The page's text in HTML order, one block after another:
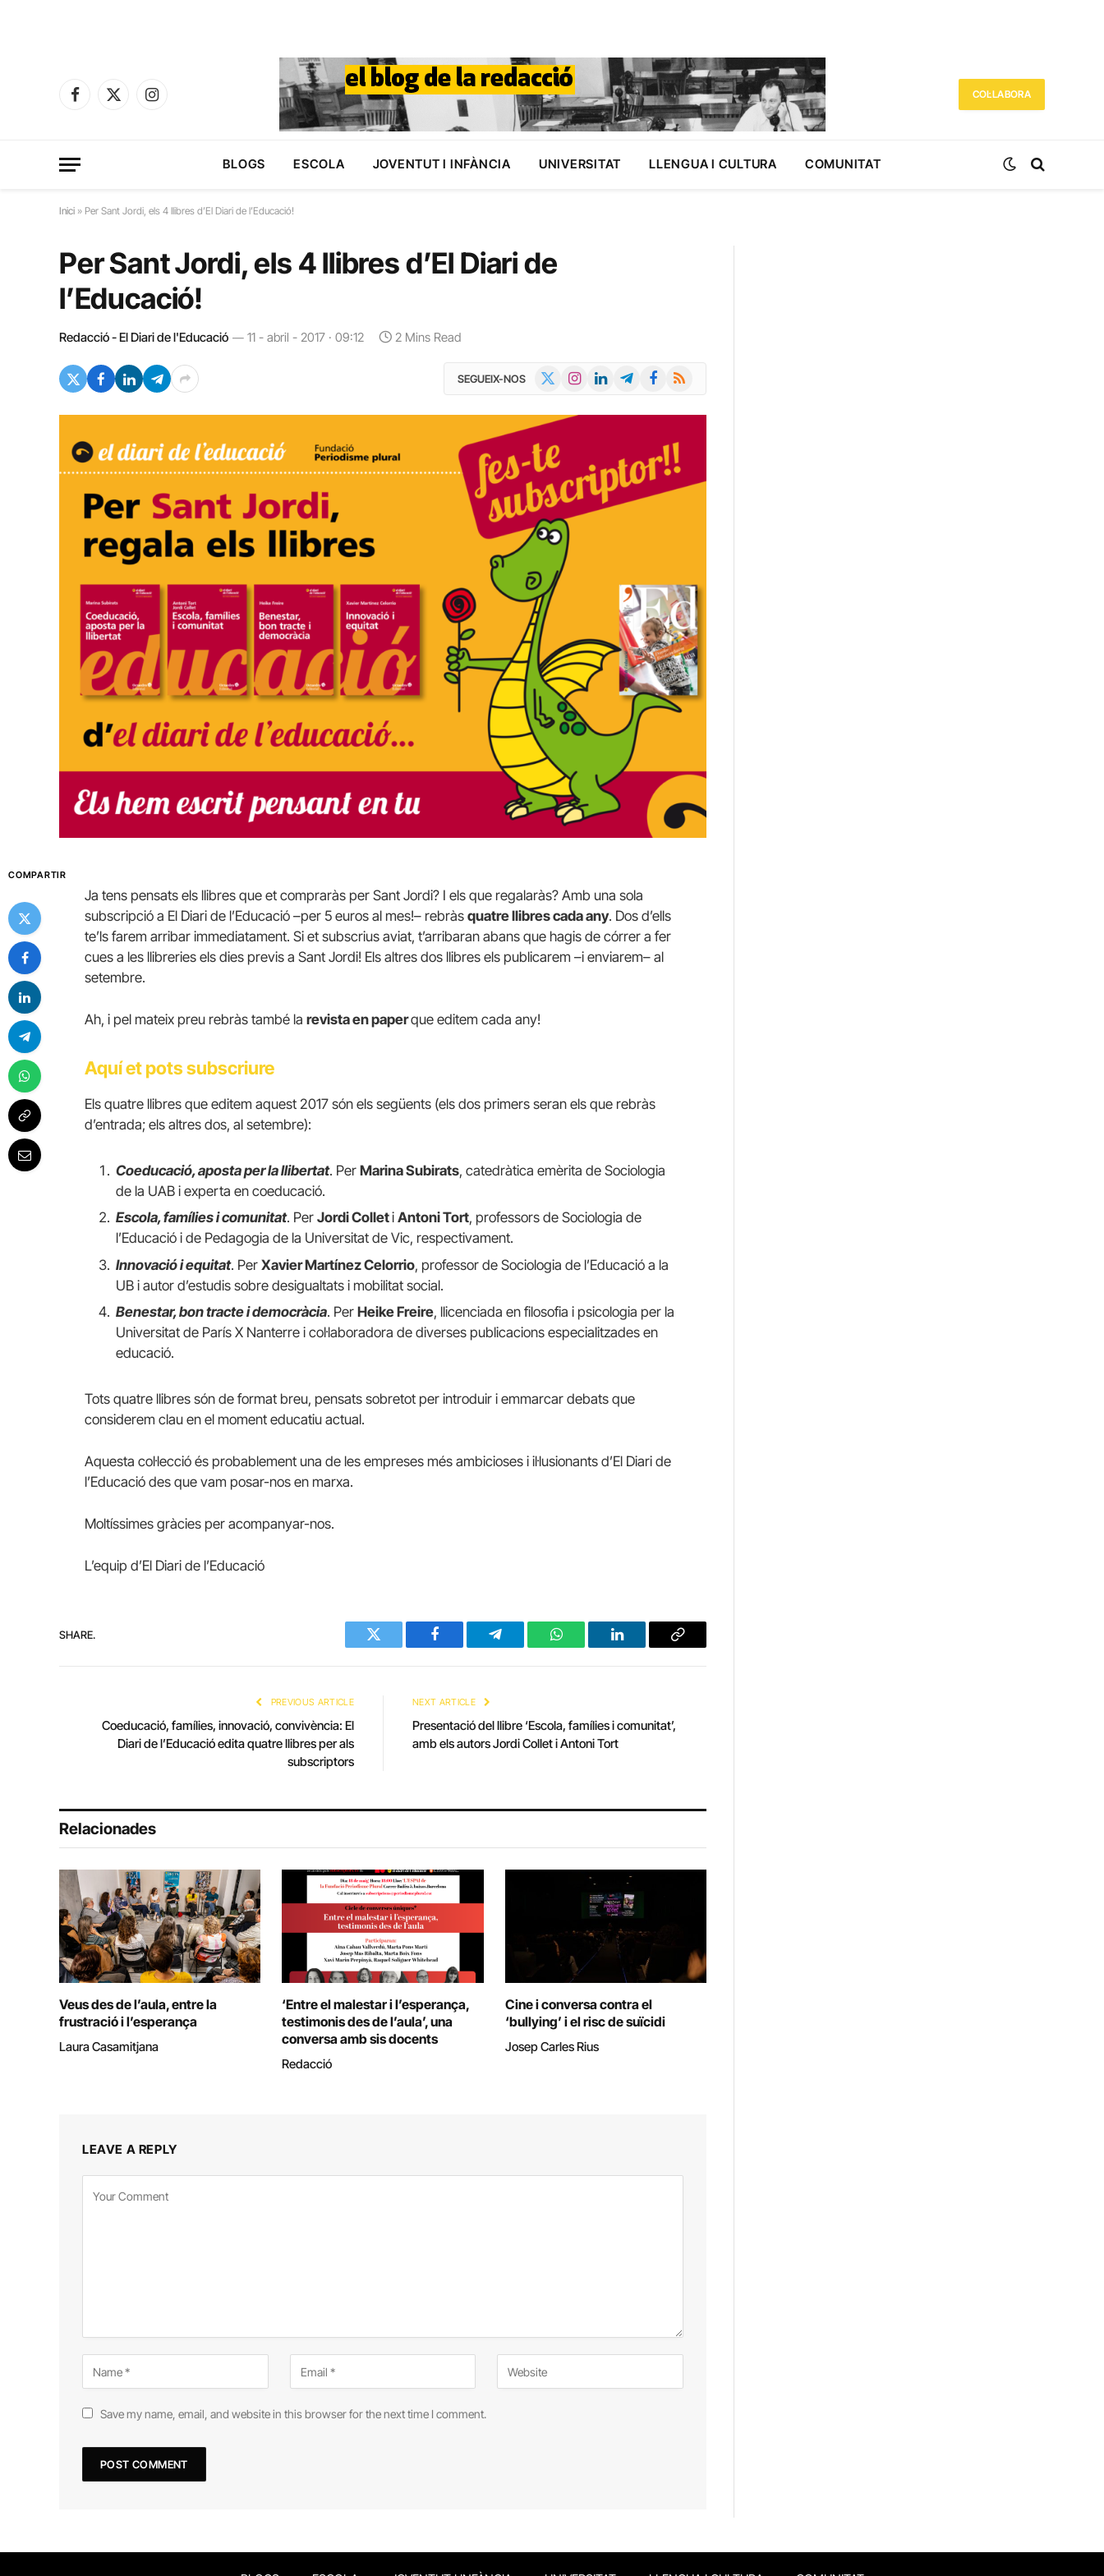
Facebook
X
Instagram
COL·LABORA
BLOGS ESCOLA JOVENTUT I INFÀNCIA UNIVERSITAT LLENGUA I CULTURA COMUNITAT
Inici » Per Sant Jordi, els 4 llibres d’El Diari de l’Educació!
Per Sant Jordi, els 4 llibres d’El Diari de
l’Educació!
Redacció - El Diari de l'Educació 11 - abril - 2017 · 09:12 2 Mins Read
SEGUEIX-NOS InstagramLinkedInTelegramFacebook
RSS
COMPARTIR
Ja tens pensats els llibres que et compraràs per Sant Jordi? I els que regalaràs? Amb una sola
subscripció a El Diari de l’Educació –per 5 euros al mes!– rebràs quatre llibres cada any. Dos d’ells
te’ls farem arribar immediatament. Si et subscrius aviat, t’arribaran abans que hagis de córrer a fer
cues a les llibreries els dies previs a Sant Jordi! Els altres dos llibres els publicarem –i enviarem– al
setembre.
Ah, i pel mateix preu rebràs també la revista en paperque editem cada any!
Aquí et pots subscriure
Els quatre llibres que editem aquest 2017 són els següents (els dos primers seran els que rebràs
d’entrada; els altres dos, al setembre):
Coeducació, aposta per la llibertat. Per Marina Subirats, catedràtica emèrita de Sociologia
de la UAB i experta en coeducació.
Escola, famílies i comunitat. Per JordiColleti Antoni Tort, professors de Sociologia de
l’Educació i de Pedagogia de la Universitat de Vic, respectivament.
Innovació i equitat. Per Xavier Martínez Celorrio, professor de Sociologia de l’Educació a la
UB i autor d’estudis sobre desigualtats i mobilitat social.
Benestar, bon tracte i democràcia. Per Heike Freire, llicenciada en filosofia i psicologia per la
Universitat de París X Nanterre i col·laboradora de diverses publicacions especialitzades en
educació.
Tots quatre llibres són de format breu, pensats sobretot per introduir i emmarcar debats que
considerem clau en el moment educatiu actual.
Aquesta col·lecció és probablement una de les empreses més ambicioses i il·lusionants d’El Diari de
l’Educació des que vam posar-nos en marxa.
Moltíssimes gràcies per acompanyar-nos.
L’equip d’El Diari de l’Educació
SHARE.
Twitter Facebook Telegram WhatsAppLinkedIn Copy
PREVIOUS ARTICLE
Coeducació, famílies, innovació, convivència: El
Diari de l’Educació edita quatre llibres per als
subscriptors
NEXT ARTICLE
Presentació del llibre ‘Escola, famílies i comunitat’,
amb els autors Jordi Collet i Antoni Tort
Relacionades
Veus des de l’aula, entre la
frustració i l’esperança
Laura Casamitjana
‘Entre el malestar i l’esperança,
testimonis des de l’aula’, una
conversa amb sis docents
Redacció
Cine i conversa contra el
‘bullying’ i el risc de suïcidi
Josep Carles Rius
LEAVE A REPLY
Save my name, email, and website in this browser for the next time I comment.